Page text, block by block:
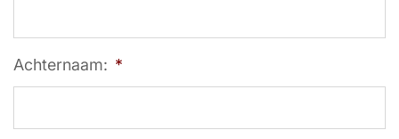
Achternaam: *